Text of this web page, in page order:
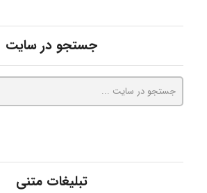
جستجو در سایت
تبلیغات متنی